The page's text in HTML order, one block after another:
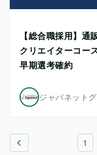
【総合職採用】
クリエイターコ
早期選考確約
前のページ 1